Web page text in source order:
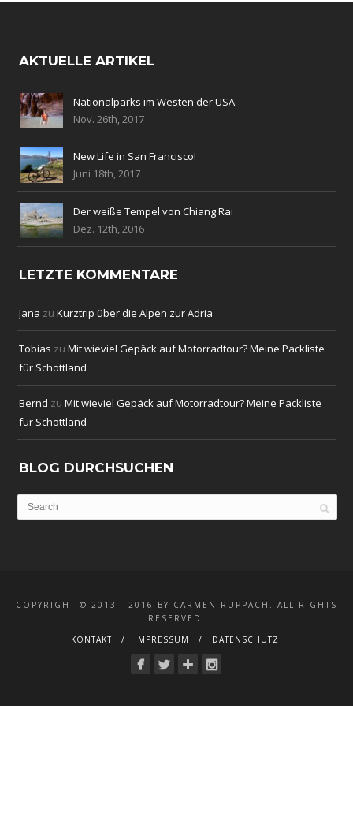
AKTUELLE ARTIKEL
Nationalparks im Westen der USA
Nov. 26th, 2017
New Life in San Francisco!
Juni 18th, 2017
Der weiße Tempel von Chiang Rai
Dez. 12th, 2016
LETZTE KOMMENTARE
Jana zuKurztrip über die Alpen zur Adria
Tobias zuMit wieviel Gepäck auf Motorradtour? Meine Packliste
für Schottland
Bernd zuMit wieviel Gepäck auf Motorradtour? Meine Packliste
für Schottland
BLOG DURCHSUCHEN
COPYRIGHT © 2013 - 2016 BY CARMEN RUPPACH. ALL RIGHTS
RESERVED.
KONTAKT
IMPRESSUM DATENSCHUTZ